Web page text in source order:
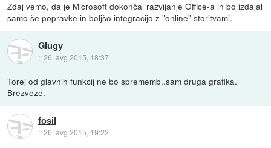
Zdaj vemo, da je Microsoft dokončal razvijanje Office-a in bo izdajal
samo še popravke in boljšo integracijo z "online" storitvami.
Glugy
::26. avg 2015, 18:37
Torej od glavnih funkcij ne bo sprememb..sam druga grafika.
Brezveze.
fosil
::26. avg 2015, 19:22